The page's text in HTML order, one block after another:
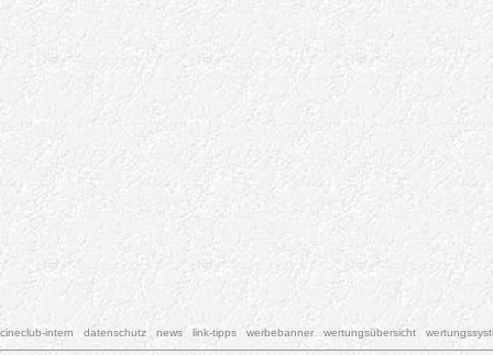
cineclub-intern datenschutz news link-tipps werbebanner wertungsübersicht